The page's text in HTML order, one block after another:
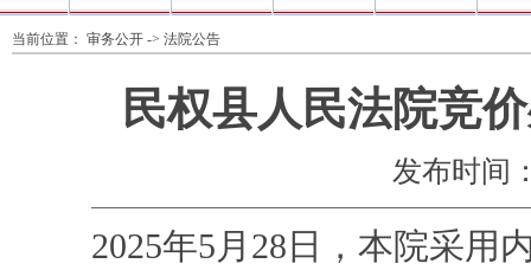
当前位置： 审务公开 -> 法院公告
民权县人民法院竞
发布时间
2025年5月28日，本院采用